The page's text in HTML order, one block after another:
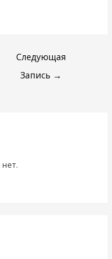
Следующая
Запись →